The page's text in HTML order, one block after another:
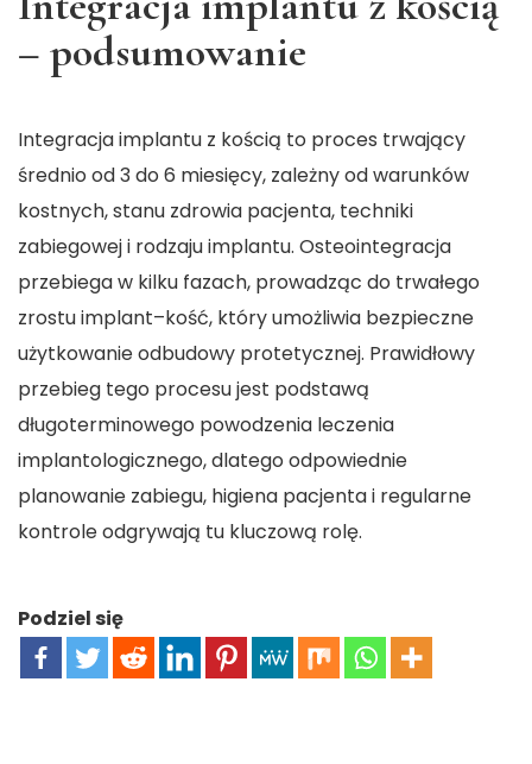
– podsumowanie
Integracja implantu z kością to proces trwający
średnio od 3 do 6 miesięcy, zależny od warunków
kostnych, stanu zdrowia pacjenta, techniki
zabiegowej i rodzaju implantu. Osteointegracja
przebiega w kilku fazach, prowadząc do trwałego
zrostu implant–kość, który umożliwia bezpieczne
użytkowanie odbudowy protetycznej. Prawidłowy
przebieg tego procesu jest podstawą
długoterminowego powodzenia leczenia
implantologicznego, dlatego odpowiednie
planowanie zabiegu, higiena pacjenta i regularne
kontrole odgrywają tu kluczową rolę.
Podziel się